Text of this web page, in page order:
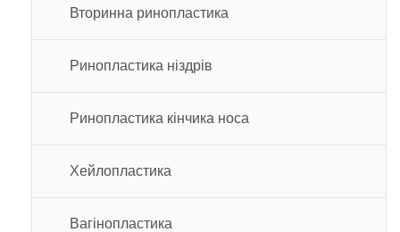
Вторинна ринопластика
Ринопластика ніздрів
Ринопластика кінчика носа
Хейлопластика
Вагінопластика